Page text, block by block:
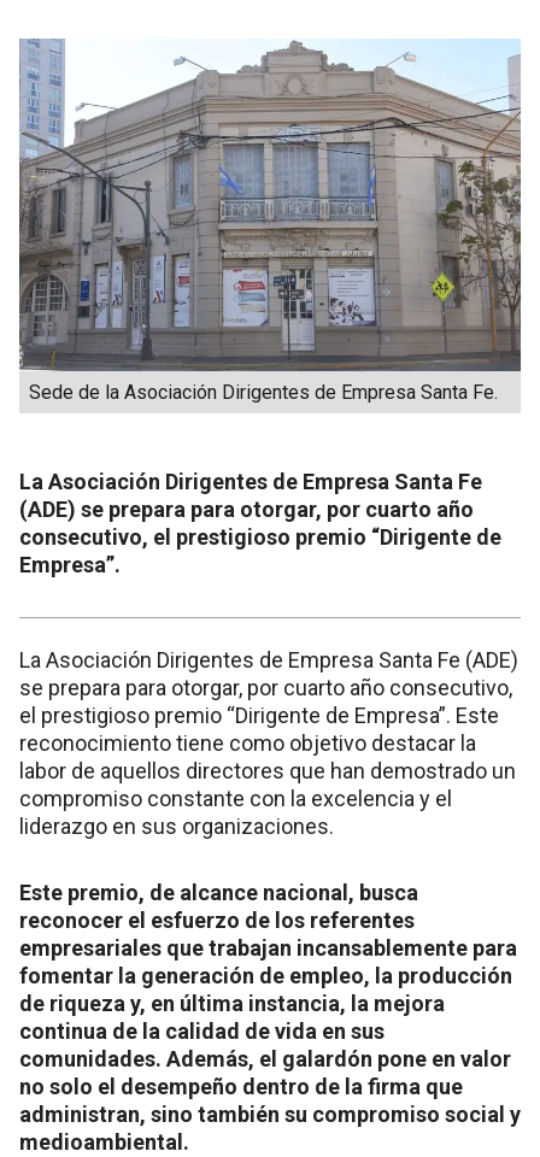
Sede de la Asociación Dirigentes de Empresa Santa Fe.
La Asociación Dirigentes de Empresa Santa Fe
(ADE) se prepara para otorgar, por cuarto año
consecutivo, el prestigioso premio “Dirigente de
Empresa”.
La Asociación Dirigentes de Empresa Santa Fe (ADE)
se prepara para otorgar, por cuarto año consecutivo,
el prestigioso premio “Dirigente de Empresa”. Este
reconocimiento tiene como objetivo destacar la
labor de aquellos directores que han demostrado un
compromiso constante con la excelencia y el
liderazgo en sus organizaciones.
Este premio, de alcance nacional, busca
reconocer el esfuerzo de los referentes
empresariales que trabajan incansablemente para
fomentar la generación de empleo, la producción
de riqueza y, en última instancia, la mejora
continua de la calidad de vida en sus
comunidades. Además, el galardón pone en valor
no solo el desempeño dentro de la firma que
administran, sino también su compromiso social y
medioambiental.